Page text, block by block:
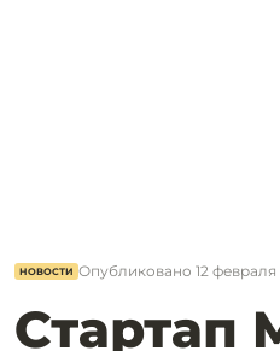
НОВОСТИ Опубликовано 12 февраля
Стартап